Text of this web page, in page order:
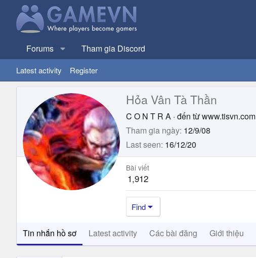
Forums Tham gia Discord
Latest activity Register
Hỏa Vân Tà Thần
C O N T R A · đến từwww.tisvn.com
Tham gia ngày 12/9/08
Last seen 16/12/20
Bài viết
1,912
Find
Tin nhắn hồ sơ Latest activity Các bài đăng Giới thiệu